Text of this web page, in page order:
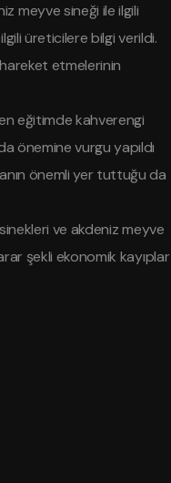
meyve sineği ile ilgili
üreticilere bilgi verildi.
etmelerinin
eğitimde kahverengi
önemine vurgu yapıldı
önemli yer tuttuğu da
ve akdeniz meyve
şekli ekonomik kayıplar